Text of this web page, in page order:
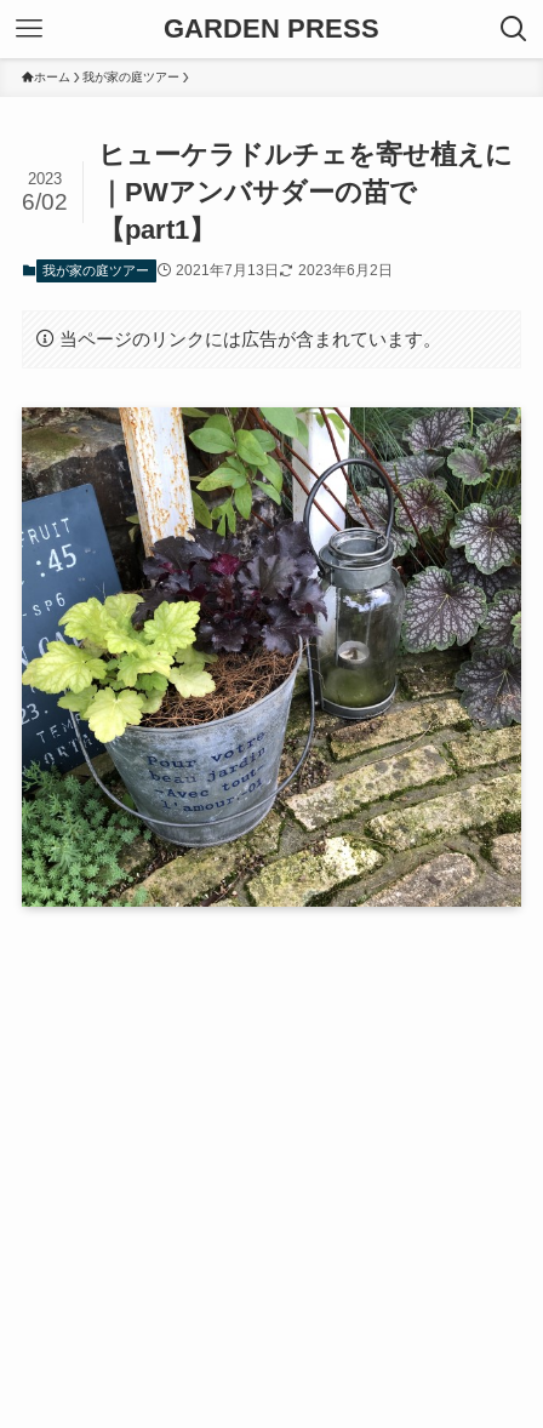
GARDEN PRESS
ホーム 我が家の庭ツアー
ヒューケラドルチェを寄せ植えに
｜PWアンバサダーの苗で
【part1】
2023
6/02
我が家の庭ツアー 2021年7月13日 2023年6月2日
当ページのリンクには広告が含まれています。